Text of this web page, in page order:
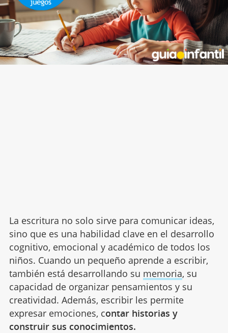
La escritura no solo sirve para comunicar ideas,
sino que es una habilidad clave en el desarrollo
cognitivo, emocional y académico de todos los
niños. Cuando un pequeño aprende a escribir,
también está desarrollando su memoria, su
capacidad de organizar pensamientos y su
creatividad. Además, escribir les permite
expresar emociones, contar historias y
construir sus conocimientos.